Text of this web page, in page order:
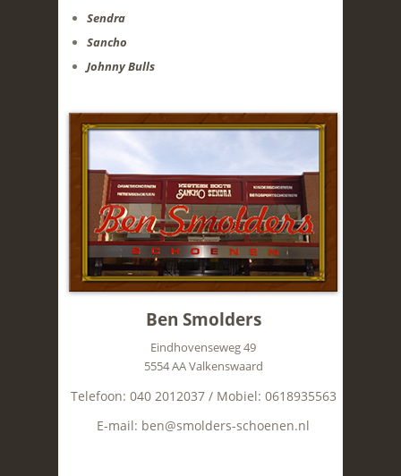
Sendra
Sancho
Johnny Bulls
Ben Smolders
Eindhovenseweg 49
5554 AA Valkenswaard
Telefoon: 040 2012037 / Mobiel: 0618935563
E-mail: ben@smolders-schoenen.nl